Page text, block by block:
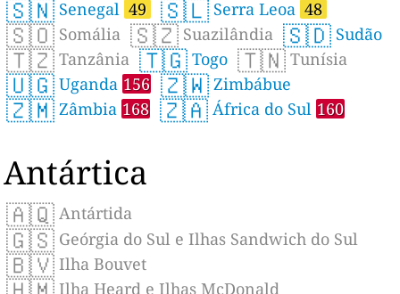
🇸🇳 Senegal 49 🇸🇱 Serra Leoa 48
🇸🇴 Somália 🇸🇿 Suazilândia 🇸🇩 Sudão
🇹🇿 Tanzânia 🇹🇬 Togo 🇹🇳 Tunísia
🇺🇬 Uganda 156 🇿🇼 Zimbábue
🇿🇲 Zâmbia 168 🇿🇦 África do Sul 160
Antártica
🇦🇶 Antártida
🇬🇸 Geórgia do Sul e Ilhas Sandwich do Sul
🇧🇻 Ilha Bouvet
Ilha Heard e Ilhas McDonald